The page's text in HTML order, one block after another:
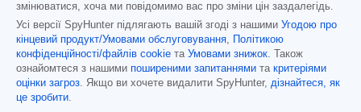
змінюватися, хоча ми повідомимо вас про зміни цін заздалегідь.
Усі версії SpyHunter підлягають вашій згоді з нашими Угодою про
кінцевий продукт/Умовами обслуговування,
Політикою
конфіденційності/файлів cookie та Умовами знижок. Також
ознайомтеся з нашими поширеними запитаннями та критеріями
оцінки загроз. Якщо ви хочете видалити SpyHunter, дізнайтеся, як
це зробити.